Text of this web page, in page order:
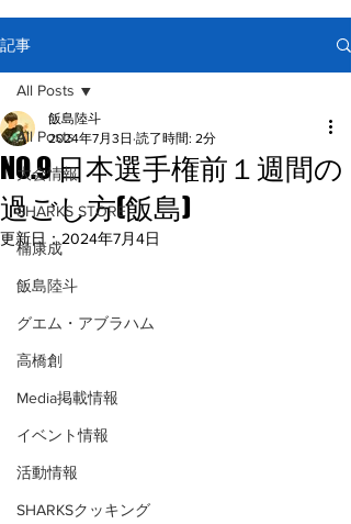
記事
All Posts
大会情報
SHARKS STORE
楠康成
飯島陸斗
グエム・アブラハム
高橋創
Media掲載情報
イベント情報
活動情報
SHARKSクッキング
All Posts
NO.9 日本選手権前１週間の
過ごし方(飯島)
飯島陸斗
2024年7月3日 読了時間: 2分
更新日：2024年7月4日